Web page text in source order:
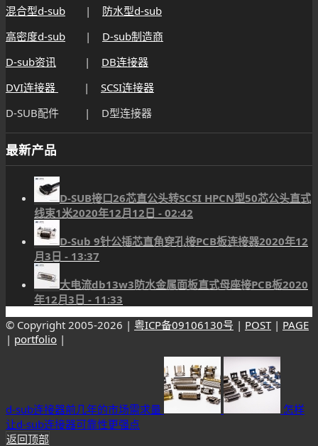
混合型d-sub | 防水型d-sub
高密度d-sub | D-sub制造商
D-sub资讯 | DB连接器
DVI连接器
| SCSI连接器
D-SUB配件 | D型连接器
最新产品
D-SUB接口26芯直公头转SCSI HPCN型50芯公头直式
线束1米2020年12月12日 - 02:42
D-Sub 9针公插芯直角穿孔接PCB板连接器2020年12
月3日 - 13:37
大电流db13w3防水金属面板直式母座接PCB板2020
年12月3日 - 11:33
© Copyright 2005-2026 | 粤ICP备09106130号 | POST| PAGE
| portfolio |
d-sub连接器前几年的市场需求量
怎样
让d-sub连接器可靠性更强点
返回顶部